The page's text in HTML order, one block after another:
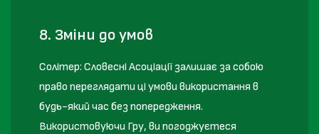
8. Зміни до умов
Солітер: Словесні Асоціації залишає за собою
право переглядати ці умови використання в
будь-який час без попередження.
Використовуючи Гру, ви погоджуєтеся